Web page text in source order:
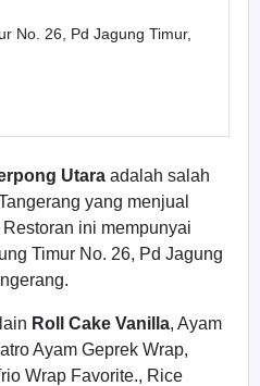
No. 26, Pd Jagung Timur,
Utara adalah salah
yang menjual
Restoran ini mempunyai
Timur No. 26, Pd Jagung
Roll Cake Vanilla, Ayam
Ayam Geprek Wrap,
Wrap Favorite., Rice